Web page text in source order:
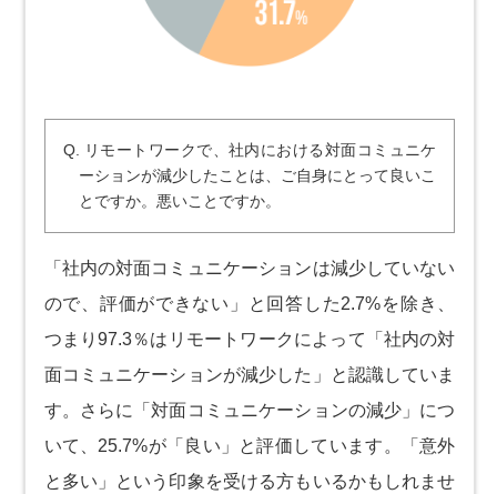
Q. リモートワークで、社内における対面コミュニケ
ーションが減少したことは、ご自身にとって良いこ
とですか。悪いことですか。
「社内の対面コミュニケーションは減少していない
ので、評価ができない」と回答した2.7%を除き、
つまり97.3％はリモートワークによって「社内の対
面コミュニケーションが減少した」と認識していま
す。さらに「対面コミュニケーションの減少」につ
いて、25.7%が「良い」と評価しています。「意外
と多い」という印象を受ける方もいるかもしれませ